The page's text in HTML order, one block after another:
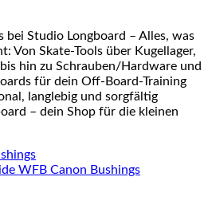
bei Studio Longboard – Alles, was
Von Skate-Tools über Kugellager,
hin zu Schrauben/Hardware und
für dein Off-Board-Training
langlebig und sorgfältig
– dein Shop für die kleinen